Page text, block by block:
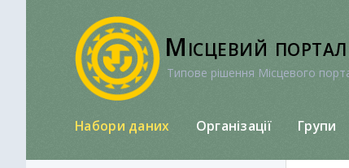
Місцевий
Типове рішення Місцевого
Набори даних Організації Групи